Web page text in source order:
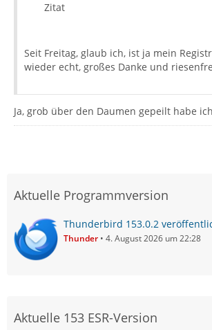
Zitat
Seit Freitag, glaub ich, ist ja mein
wieder echt, großes Danke und
Ja, grob über den Daumen gepeilt habe
Aktuelle Programmversion
Thunderbird 153.0.2
Thunder 4. August 2026 um 22:28
Aktuelle 153 ESR-Version